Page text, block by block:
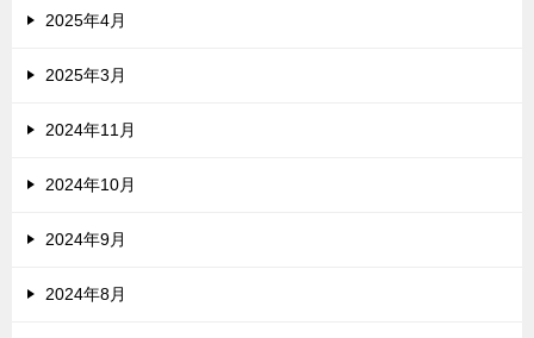
2025年4月
2025年3月
2024年11月
2024年10月
2024年9月
2024年8月